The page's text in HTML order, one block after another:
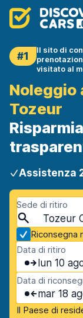
#1
Il sito di
visitato al
Noleggio
Tozeur
Assistenza
Sede di ritiro
Tozeur
Riconsegna
Data di ritiro
lun 10
Data di
mar 18
Il Paese di